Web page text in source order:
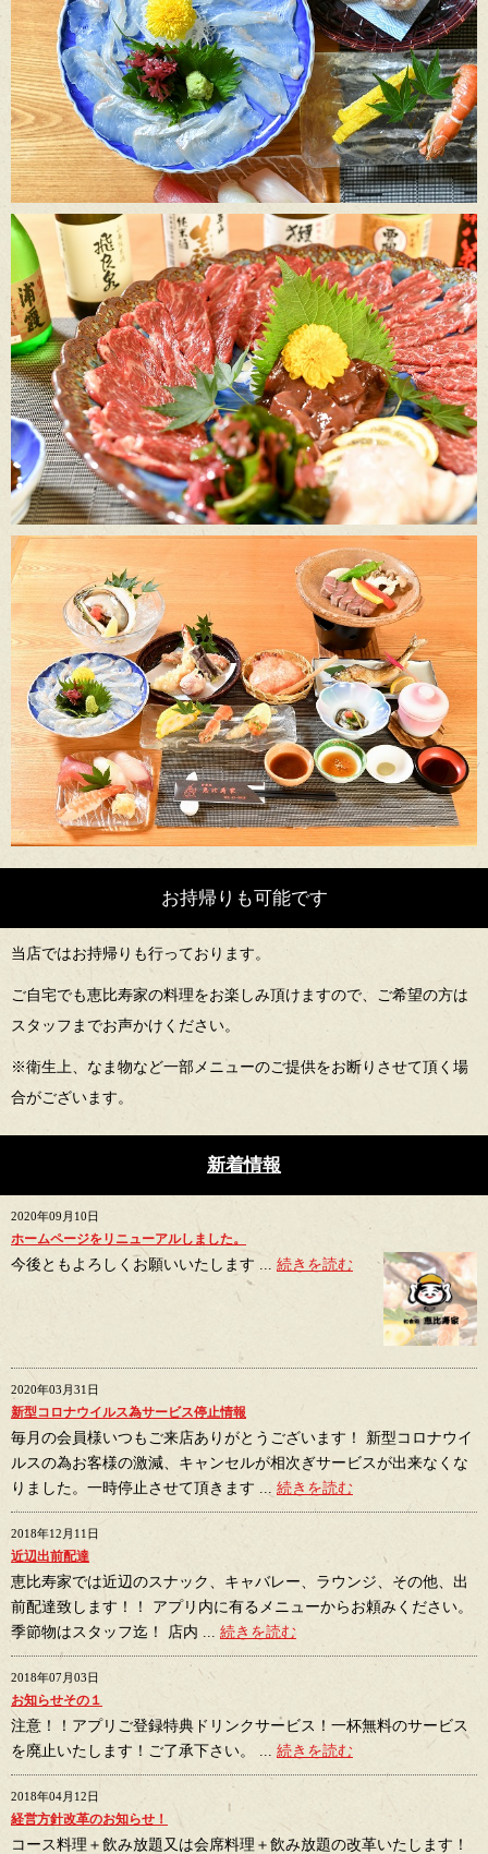
お持帰りも可能です
当店ではお持帰りも行っております。
ご自宅でも恵比寿家の料理をお楽しみ頂けますので、ご希望の方は
スタッフまでお声かけください。
※衛生上、なま物など一部メニューのご提供をお断りさせて頂く場
合がございます。
新着情報
2020年09月10日
ホームページをリニューアルしました。
今後ともよろしくお願いいたします ... 続きを読む
2020年03月31日
新型コロナウイルス為サービス停止情報
毎月の会員様いつもご来店ありがとうございます！ 新型コロナウイ
ルスの為お客様の激減、キャンセルが相次ぎサービスが出来なくな
りました。一時停止させて頂きます ... 続きを読む
2018年12月11日
近辺出前配達
恵比寿家では近辺のスナック、キャバレー、ラウンジ、その他、出
前配達致します！！ アプリ内に有るメニューからお頼みください。
季節物はスタッフ迄！ 店内 ... 続きを読む
2018年07月03日
お知らせその１
注意！！アプリご登録特典ドリンクサービス！一杯無料のサービス
を廃止いたします！ご了承下さい。 ... 続きを読む
2018年04月12日
経営方針改革のお知らせ！
コース料理＋飲み放題又は会席料理＋飲み放題の改革いたします！